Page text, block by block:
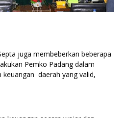
juga membeberkan beberapa
Pemko Padang dalam
daerah yang valid,